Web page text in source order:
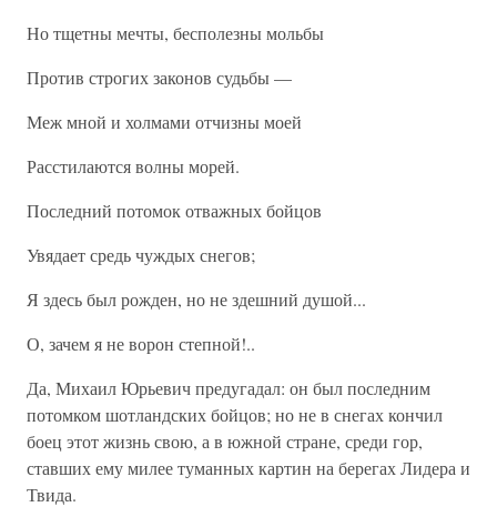
Но тщетны мечты, бесполезны мольбы
Против строгих законов судьбы —
Меж мной и холмами отчизны моей
Расстилаются волны морей.
Последний потомок отважных бойцов
Увядает средь чуждых снегов;
Я здесь был рожден, но не здешний душой...
О, зачем я не ворон степной!..
Да, Михаил Юрьевич предугадал: он был последним
потомком шотландских бойцов; но не в снегах кончил
боец этот жизнь свою, а в южной стране, среди гор,
ставших ему милее туманных картин на берегах Лидера и
Твида.